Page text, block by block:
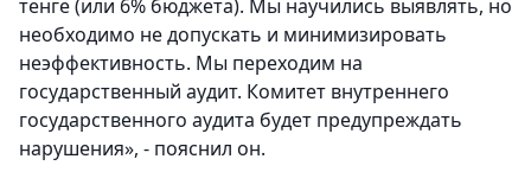
тенге (или 6% бюджета). Мы научились выявлять, но
необходимо не допускать и минимизировать
неэффективность. Мы переходим на
государственный аудит. Комитет внутреннего
государственного аудита будет предупреждать
нарушения», - пояснил он.